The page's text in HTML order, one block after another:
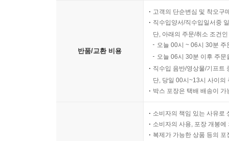
반품/교환 비용
고객의 단순변심 및 착오구
직수입양서/직수입일서중
단, 아래의 주문/취소 조건
오늘 00시 ~ 06시 30분
오늘 06시 30분 이후 주
직수입 음반/영상물/기프트
단, 당일 00시~13시 사이의
박스 포장은 택배 배송이
소비자의 책임 있는 사유로
소비자의 사용, 포장 개봉
복제가 가능한 상품 등의